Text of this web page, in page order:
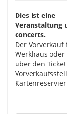
Dies ist eine
Veranstaltung
concerts.
Der
Werkhaus
über den